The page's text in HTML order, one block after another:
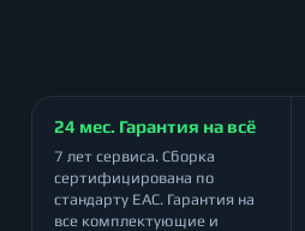
24 мес. Гарантия на всё
7 лет сервиса. Сборка
сертифицирована по
стандарту ЕАС. Гарантия на
все комплектующие и